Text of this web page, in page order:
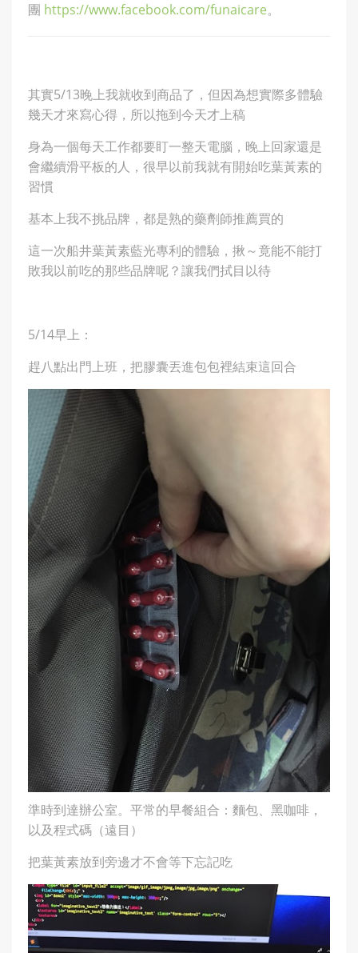
團 https://www.facebook.com/funaicare。
其實5/13晚上我就收到商品了，但因為想實際多體驗
幾天才來寫心得，所以拖到今天才上稿
身為一個每天工作都要盯一整天電腦，晚上回家還是
會繼續滑平板的人，很早以前我就有開始吃葉黃素的
習慣
基本上我不挑品牌，都是熟的藥劑師推薦買的
這一次船井葉黃素藍光專利的體驗，揪～竟能不能打
敗我以前吃的那些品牌呢？讓我們拭目以待
5/14早上：
趕八點出門上班，把膠囊丟進包包裡結束這回合
準時到達辦公室。平常的早餐組合：麵包、黑咖啡，
以及程式碼（遠目）
把葉黃素放到旁邊才不會等下忘記吃